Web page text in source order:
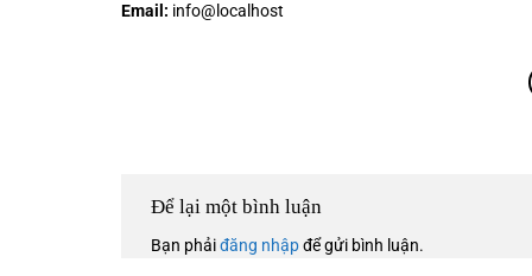
Email: info@localhost
Để lại một bình luận
Bạn phảiđăng nhậpđể gửi bình luận.